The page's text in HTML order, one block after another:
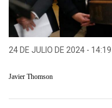
24 DE JULIO DE 2024 - 14:19
Javier Thomson